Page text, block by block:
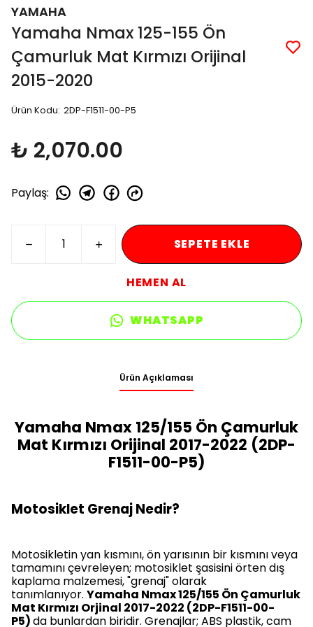
YAMAHA
Yamaha Nmax 125-155 Ön
Çamurluk Mat Kırmızı Orijinal
2015-2020
Ürün Kodu: 2DP-F1511-00-P5
₺ 2,070.00
Paylaş:
SEPETE EKLE
HEMEN AL
WHATSAPP
Ürün Açıklaması
Yamaha Nmax 125/155 Ön Çamurluk
Mat Kırmızı Orijinal 2017-2022 (2DP-
F1511-00-P5)
Motosiklet Grenaj Nedir?
Motosikletin yan kısmını, ön yarısının bir kısmını veya
tamamını çevreleyen; motosiklet şasisini örten dış
kaplama malzemesi, "grenaj" olarak
tanımlanıyor. Yamaha Nmax 125/155 Ön Çamurluk
Mat Kırmızı Orjinal 2017-2022 (2DP-F1511-00-
P5)da bunlardan biridir. Grenajlar; ABS plastik, cam